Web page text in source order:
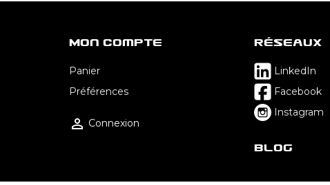
Mon Compte
Panier
Préférences
 Connexion
Réseaux
LinkedIn
Facebook
Instagram
Blog